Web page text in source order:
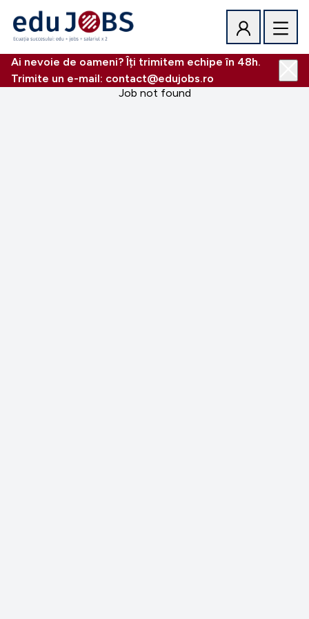
Ai nevoie de oameni? Îți trimitem echipe în 48h.
Trimite un e-mail: contact@edujobs.ro
Job not found